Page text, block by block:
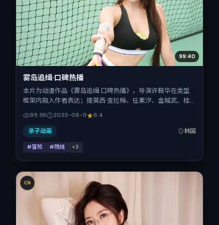
99:40
雾岛追缉·口碑热播
本片为动漫作品《雾岛追缉·口碑热播》，导演许鞍华在类型
框架内融入作者表达；提莫西·查拉梅、任素汐、金城武、桂
品背景为韩国。上映时间 2023年8月11日（公映登记日 2023-
08-11），全片101分钟，节奏张弛有度。
95.5K 2023-08-11 6.4
亲子动画 韩国
#冒险 #院线 +3
CN